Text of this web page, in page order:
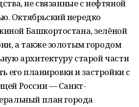
не связанные с нефтяной
Октябрьский нередко
Башкортостана, зелёной
а также золотым городом
архитектуру старой части
его планировки и застройки с
России — Санкт-
план города